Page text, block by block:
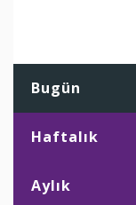
Bugün
Haftalık
Aylık